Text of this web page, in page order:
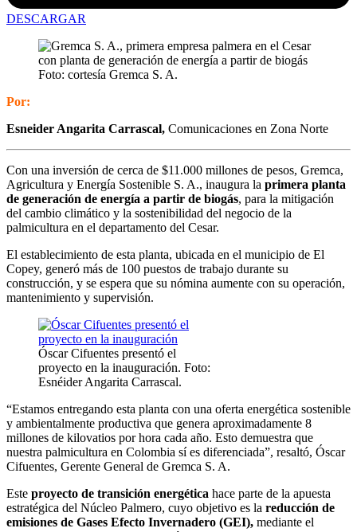
DESCARGAR
Foto: cortesía Gremca S. A.
Por:
Esneider Angarita Carrascal, Comunicaciones en Zona Norte
Con una inversión de cerca de $11.000 millones de pesos, Gremca,
Agricultura y Energía Sostenible S. A., inaugura la primera planta
de generación de energía a partir de biogás, para la mitigación
del cambio climático y la sostenibilidad del negocio de la
palmicultura en el departamento del Cesar.
El establecimiento de esta planta, ubicada en el municipio de El
Copey, generó más de 100 puestos de trabajo durante su
construcción, y se espera que su nómina aumente con su operación,
mantenimiento y supervisión.
Óscar Cifuentes presentó el
proyecto en la inauguración. Foto:
Esnéider Angarita Carrascal.
“Estamos entregando esta planta con una oferta energética sostenible
y ambientalmente productiva que genera aproximadamente 8
millones de kilovatios por hora cada año. Esto demuestra que
nuestra palmicultura en Colombia sí es diferenciada”, resaltó, Óscar
Cifuentes, Gerente General de Gremca S. A.
Este proyecto de transición energética hace parte de la apuesta
estratégica del Núcleo Palmero, cuyo objetivo es la reducción de
emisiones de Gases Efecto Invernadero (GEI), mediante el